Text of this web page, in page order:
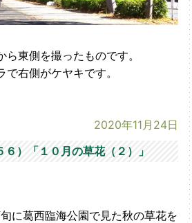
東側を撮ったものです。
右側がケヤキです。
2020年11月24日
）「１０月の草花（２）」
に葛西臨海公園で見た秋の草花を